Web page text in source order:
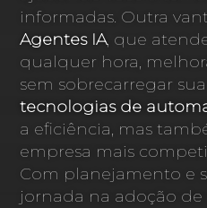
informadas. Outra
Agentes IA, que
qualquer hora,
sem sobrecarregar
tecnologias de
a eficiência, mas
empresa mais
Com planejamento e
jornada na adoção de